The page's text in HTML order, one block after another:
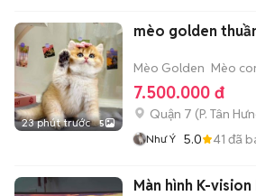
23 phút trước 5
mèo golden
Mèo Golden Mèo
7.500.000 đ
Quận 7 (P. Tân
Như Ý 5.0 41 đã
Màn hình K-vision